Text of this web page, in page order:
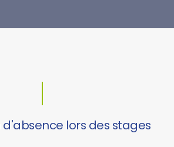
lors des stages